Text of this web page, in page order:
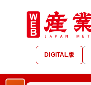
DIGITAL版